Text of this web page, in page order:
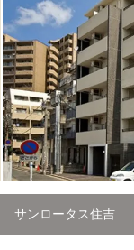
サンロータス住吉